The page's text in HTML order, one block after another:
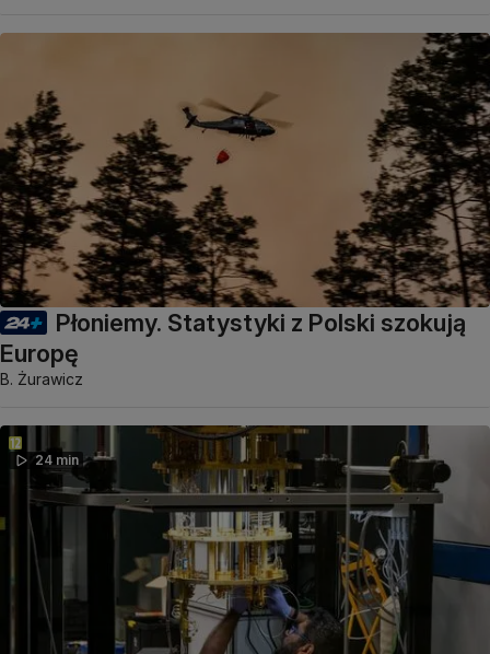
Płoniemy. Statystyki z Polski szokują
Europę
B. Żurawicz
24 min